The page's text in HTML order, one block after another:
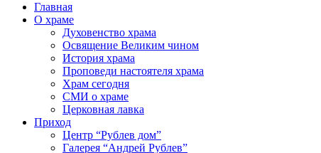
Главная
О храме
Духовенство храма
Освящение Великим чином
История храма
Проповеди настоятеля храма
Храм сегодня
СМИ о храме
Церковная лавка
Приход
Центр “Рублев дом”
Галерея “Андрей Рублев”